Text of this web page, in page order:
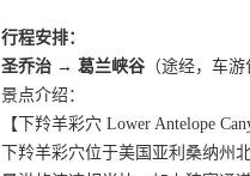
行程安排：
圣乔治 → 葛兰峡谷 （途经，车
景点介绍：
【下羚羊彩穴 Lower Antelope
下羚羊彩穴位于美国亚利桑纳